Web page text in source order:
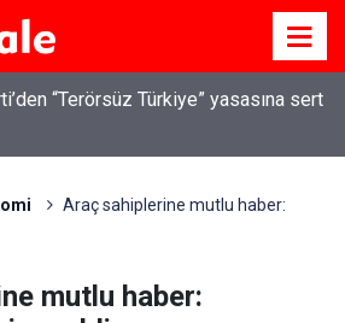
“Terörsüz Türkiye” yasasına sert
Araç sahiplerine mutlu haber:
mutlu haber: